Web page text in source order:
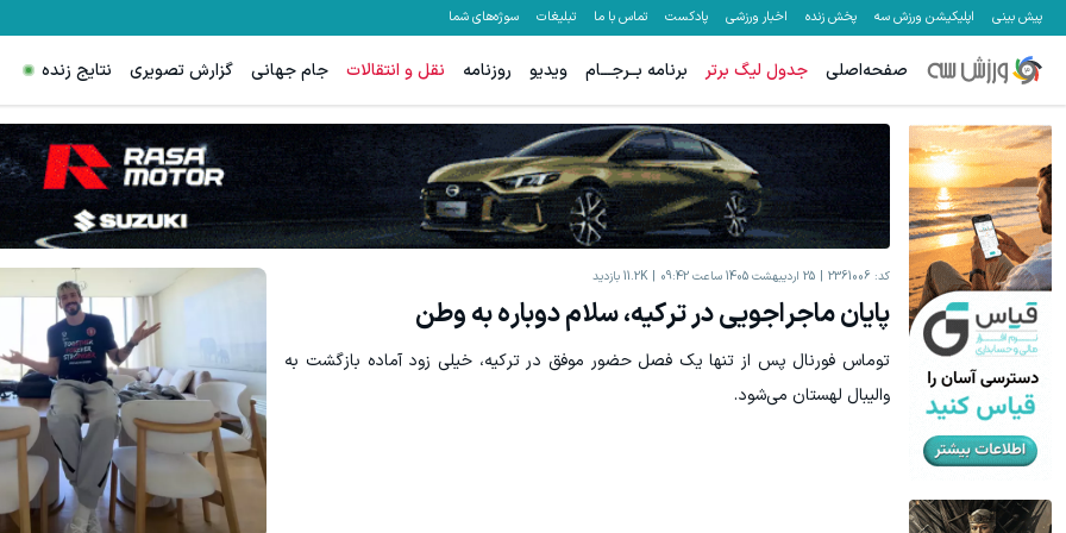
پیش بینی اپلیکیشن ورزش سه پخش زنده اخبار ورزشی پادکست تماس با ما تبلیغات سوژه‌های شما
صفحه‌اصلی جدول لیگ برتر برنامه بــرجـــام ویدیو روزنامه نقل و انتقالات جام جهانی گزارش تصویری نتایج زنده
کد: 2361006 25 اردیبهشت 1405 ساعت 09:42 11.2K بازدید
پایان ماجراجویی در ترکیه، سلام دوباره به وطن
توماس فورنال پس از تنها یک فصل حضور موفق در ترکیه، خیلی زود آماده بازگشت به
والیبال لهستان می‌شود.